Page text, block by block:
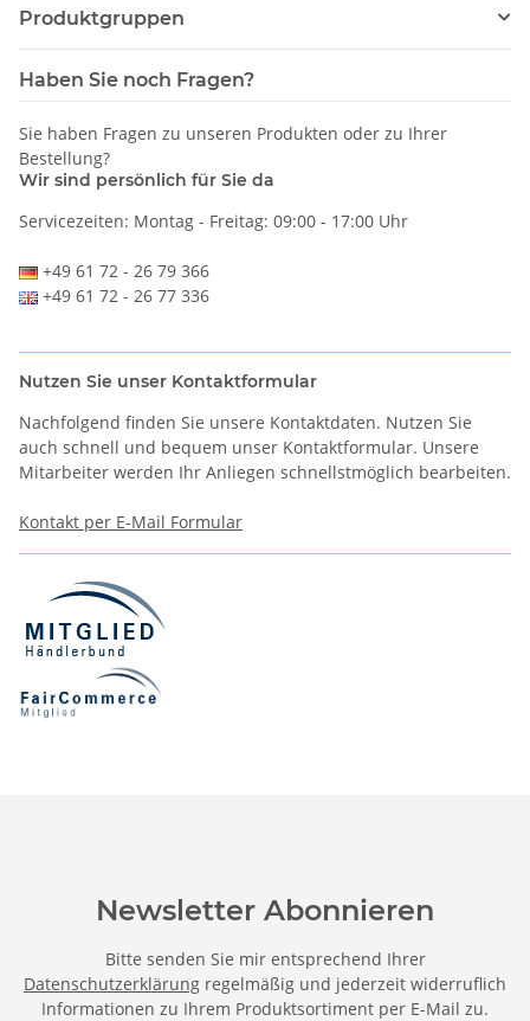
Produktgruppen
Haben Sie noch Fragen?
Sie haben Fragen zu unseren Produkten oder zu Ihrer
Bestellung?
Wir sind persönlich für Sie da
Servicezeiten: Montag - Freitag: 09:00 - 17:00 Uhr
+49 61 72 - 26 79 366
+49 61 72 - 26 77 336
Nutzen Sie unser Kontaktformular
Nachfolgend finden Sie unsere Kontaktdaten. Nutzen Sie
auch schnell und bequem unser Kontaktformular. Unsere
Mitarbeiter werden Ihr Anliegen schnellstmöglich bearbeiten.
Kontakt per E-Mail Formular
Newsletter Abonnieren
Bitte senden Sie mir entsprechend Ihrer
Datenschutzerklärung regelmäßig und jederzeit widerruflich
Informationen zu Ihrem Produktsortiment per E-Mail zu.